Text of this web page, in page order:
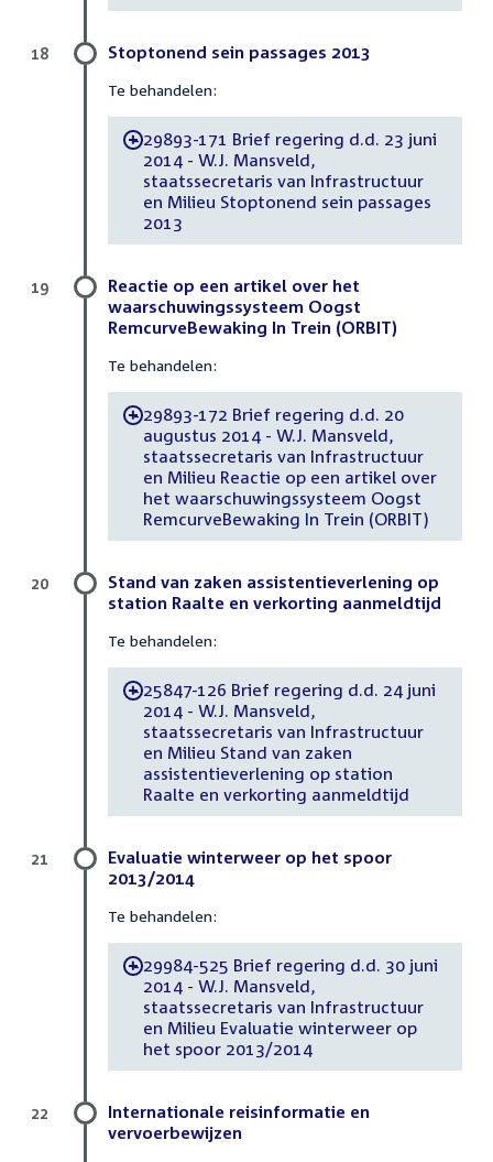
Stoptonend sein passages 2013
Te behandelen:
-29893-171 Brief regering d.d. 23 juni
2014 - W.J. Mansveld,
staatssecretaris van Infrastructuur
en Milieu Stoptonend sein passages
2013
18
Reactie op een artikel over het
waarschuwingssysteem Oogst
RemcurveBewaking In Trein (ORBIT)
Te behandelen:
-29893-172 Brief regering d.d. 20
augustus 2014 - W.J. Mansveld,
staatssecretaris van Infrastructuur
en Milieu Reactie op een artikel over
het waarschuwingssysteem Oogst
RemcurveBewaking In Trein (ORBIT)
19
Stand van zaken assistentieverlening op
station Raalte en verkorting aanmeldtijd
Te behandelen:
-25847-126 Brief regering d.d. 24 juni
2014 - W.J. Mansveld,
staatssecretaris van Infrastructuur
en Milieu Stand van zaken
assistentieverlening op station
Raalte en verkorting aanmeldtijd
20
Evaluatie winterweer op het spoor
2013/2014
Te behandelen:
-29984-525 Brief regering d.d. 30 juni
2014 - W.J. Mansveld,
staatssecretaris van Infrastructuur
en Milieu Evaluatie winterweer op
het spoor 2013/2014
21
Internationale reisinformatie en
vervoerbewijzen
22